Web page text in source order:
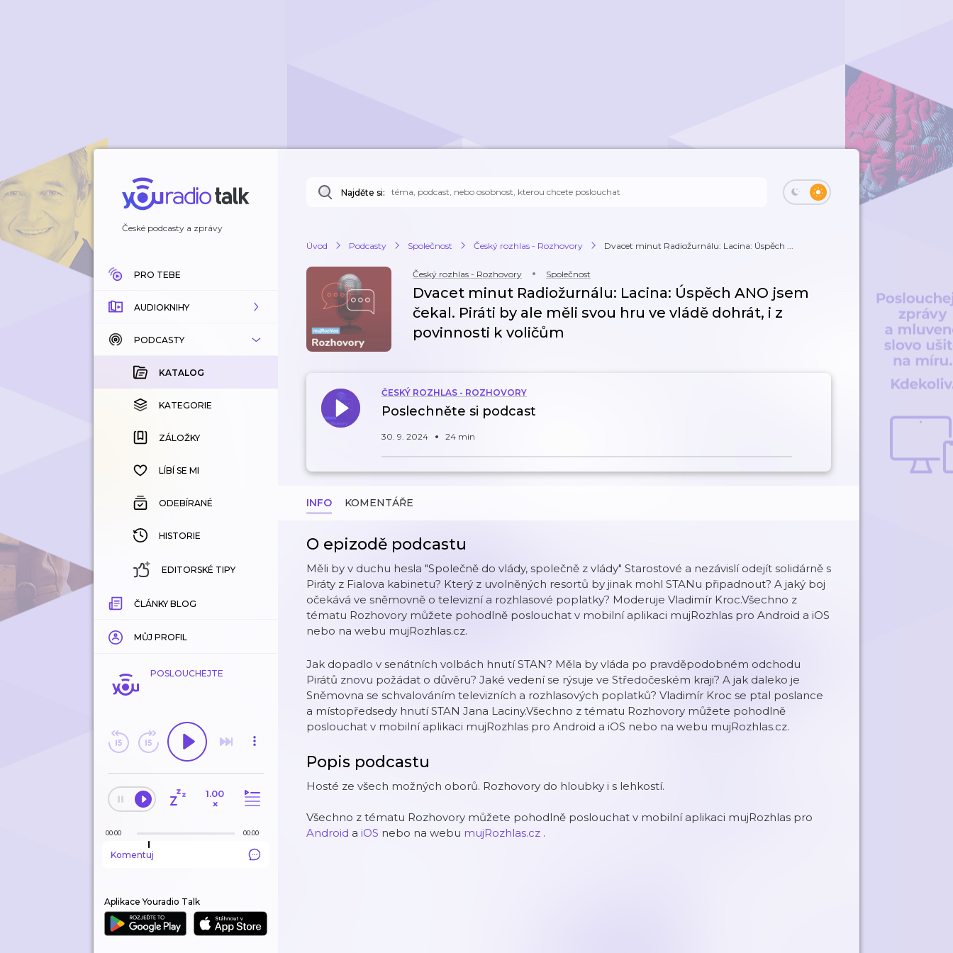
České podcasty a zprávy
PRO TEBE
AUDIOKNIHY
KATALOG
KOUPENÉ
KATEGORIE
ZÁLOŽKY
HISTORIE
PODCASTY
KATALOG
KATEGORIE
ZÁLOŽKY
LÍBÍ SE MI
ODEBÍRANÉ
HISTORIE
EDITORSKÉ TIPY
ČLÁNKY BLOG
MŮJ PROFIL
POSLOUCHEJTE
1.00
×
00:00 00:00
Komentuj
Aplikace Youradio Talk
Najděte si:
Úvod Podcasty Společnost Český rozhlas - Rozhovory Dvacet minut Radiožurnálu: Lacina: Úspěch ...
Český rozhlas - Rozhovory Společnost
Dvacet minut Radiožurnálu: Lacina: Úspěch ANO jsem
čekal. Piráti by ale měli svou hru ve vládě dohrát, i z
povinnosti k voličům
ČESKÝ ROZHLAS - ROZHOVORY
Poslechněte si podcast
30. 9. 2024 24 min
INFO KOMENTÁŘE
O epizodě podcastu
Měli by v duchu hesla "Společně do vlády, společně z vlády" Starostové a nezávislí odejít solidárně s
Piráty z Fialova kabinetu? Který z uvolněných resortů by jinak mohl STANu připadnout? A jaký boj
očekává ve sněmovně o televizní a rozhlasové poplatky? Moderuje Vladimír Kroc.Všechno z
tématu Rozhovory můžete pohodlně poslouchat v mobilní aplikaci mujRozhlas pro Android a iOS
nebo na webu mujRozhlas.cz.
Jak dopadlo v senátních volbách hnutí STAN? Měla by vláda po pravděpodobném odchodu
Pirátů znovu požádat o důvěru? Jaké vedení se rýsuje ve Středočeském kraji? A jak daleko je
Sněmovna se schvalováním televizních a rozhlasových poplatků? Vladimír Kroc se ptal poslance
a místopředsedy hnutí STAN Jana Laciny.Všechno z tématu Rozhovory můžete pohodlně
poslouchat v mobilní aplikaci mujRozhlas pro Android a iOS nebo na webu mujRozhlas.cz.
Popis podcastu
Hosté ze všech možných oborů. Rozhovory do hloubky i s lehkostí.
Všechno z tématu Rozhovory můžete pohodlně poslouchat v mobilní aplikaci mujRozhlas pro
Android a iOS nebo na webu mujRozhlas.cz .